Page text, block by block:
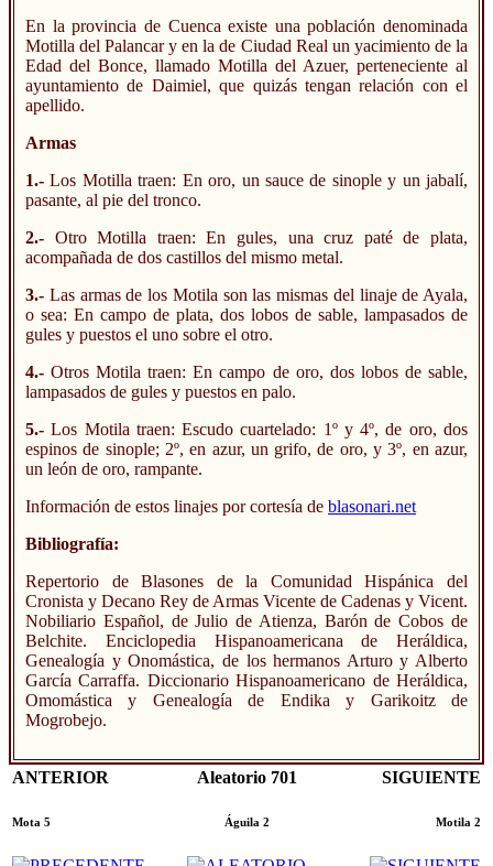
En la provincia de Cuenca existe una población denominada
Motilla del Palancar y en la de Ciudad Real un yacimiento de la
Edad del Bonce, llamado Motilla del Azuer, perteneciente al
ayuntamiento de Daimiel, que quizás tengan relación con el
apellido.
Armas
1.- Los Motilla traen: En oro, un sauce de sinople y un jabalí,
pasante, al pie del tronco.
2.- Otro Motilla traen: En gules, una cruz paté de plata,
acompañada de dos castillos del mismo metal.
3.- Las armas de los Motila son las mismas del linaje de Ayala,
o sea: En campo de plata, dos lobos de sable, lampasados de
gules y puestos el uno sobre el otro.
4.- Otros Motila traen: En campo de oro, dos lobos de sable,
lampasados de gules y puestos en palo.
5.- Los Motila traen: Escudo cuartelado: 1º y 4º, de oro, dos
espinos de sinople; 2º, en azur, un grifo, de oro, y 3º, en azur,
un león de oro, rampante.
Información de estos linajes por cortesía de blasonari.net
Bibliografía:
Repertorio de Blasones de la Comunidad Hispánica del
Cronista y Decano Rey de Armas Vicente de Cadenas y Vicent.
Nobiliario Español, de Julio de Atienza, Barón de Cobos de
Belchite. Enciclopedia Hispanoamericana de Heráldica,
Genealogía y Onomástica, de los hermanos Arturo y Alberto
García Carraffa. Diccionario Hispanoamericano de Heráldica,
Omomástica y Genealogía de Endika y Garikoitz de
Mogrobejo.
ANTERIOR
Mota 5
Aleatorio 701
Águila 2
SIGUIENTE
Motila 2